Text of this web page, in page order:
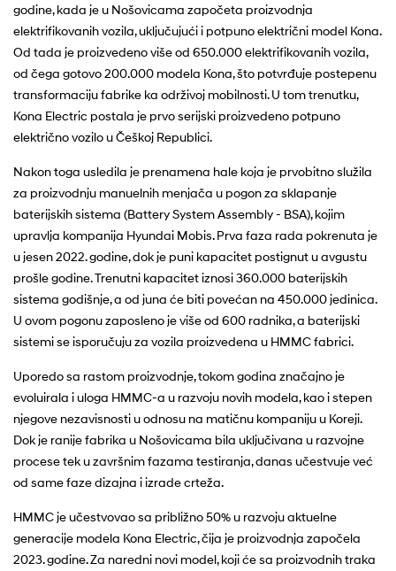
godine, kada je u Nošovicama započeta proizvodnja
elektrifikovanih vozila, uključujući i potpuno električni model Kona.
Od tada je proizvedeno više od 650.000 elektrifikovanih vozila,
od čega gotovo 200.000 modela Kona, što potvrđuje postepenu
transformaciju fabrike ka održivoj mobilnosti. U tom trenutku,
Kona Electric postala je prvo serijski proizvedeno potpuno
električno vozilo u Češkoj Republici.
Nakon toga usledila je prenamena hale koja je prvobitno služila
za proizvodnju manuelnih menjača u pogon za sklapanje
baterijskih sistema (Battery System Assembly - BSA), kojim
upravlja kompanija Hyundai Mobis. Prva faza rada pokrenuta je
u jesen 2022. godine, dok je puni kapacitet postignut u avgustu
prošle godine. Trenutni kapacitet iznosi 360.000 baterijskih
sistema godišnje, a od juna će biti povećan na 450.000 jedinica.
U ovom pogonu zaposleno je više od 600 radnika, a baterijski
sistemi se isporučuju za vozila proizvedena u HMMC fabrici.
Uporedo sa rastom proizvodnje, tokom godina značajno je
evoluirala i uloga HMMC-a u razvoju novih modela, kao i stepen
njegove nezavisnosti u odnosu na matičnu kompaniju u Koreji.
Dok je ranije fabrika u Nošovicama bila uključivana u razvojne
procese tek u završnim fazama testiranja, danas učestvuje već
od same faze dizajna i izrade crteža.
HMMC je učestvovao sa približno 50% u razvoju aktuelne
generacije modela Kona Electric, čija je proizvodnja započela
2023. godine. Za naredni novi model, koji će sa proizvodnih traka